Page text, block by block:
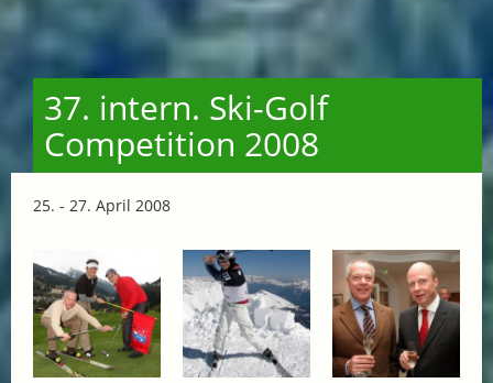
37. intern. Ski-Golf
Competition 2008
25. - 27. April 2008